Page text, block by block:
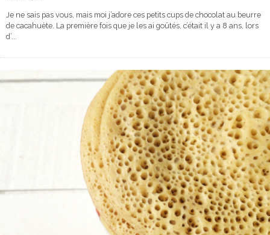
Je ne sais pas vous, mais moi j’adore ces petits cups de chocolat au beurre
de cacahuète. La première fois que je les ai goûtés, c’était il y a 8 ans, lors
d’